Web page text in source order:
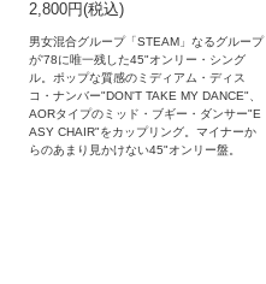
2,800円(税込)
男女混合グループ「STEAM」なるグループ
が'78に唯一残した45"オンリー・シング
ル。ポップな質感のミディアム・ディス
コ・ナンバー"DON'T TAKE MY DANCE"、
AORタイプのミッド・ブギー・ダンサー"E
ASY CHAIR"をカップリング。マイナーか
らのあまり見かけない45"オンリー盤。